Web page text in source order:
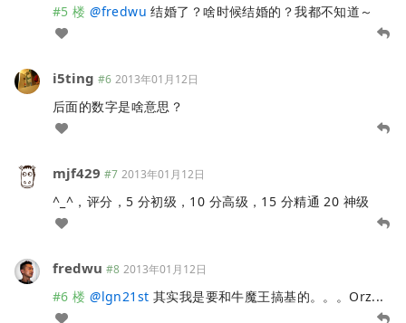
#5 楼 @fredwu 结婚了？啥时候结婚的？我都不知道～
i5ting #6 2013年01月12日
后面的数字是啥意思？
mjf429 #7 2013年01月12日
^_^，评分，5 分初级，10 分高级，15 分精通 20 神级
fredwu #8 2013年01月12日
#6 楼 @lgn21st 其实我是要和牛魔王搞基的。。。Orz...